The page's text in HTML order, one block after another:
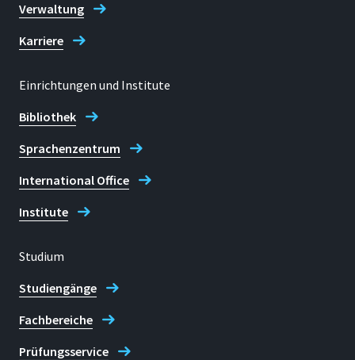
Verwaltung
Karriere
Einrichtungen und Institute
Bibliothek
Sprachenzentrum
International Office
Institute
Studium
Studiengänge
Fachbereiche
Prüfungsservice